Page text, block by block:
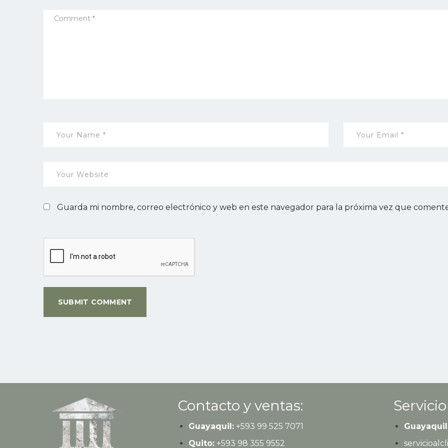
Guarda mi nombre, correo electrónico y web en este navegador para la próxima vez que
Contacto y ventas:
Guayaquil:+593 99 525 7071
Quito:+593 98 355 9552